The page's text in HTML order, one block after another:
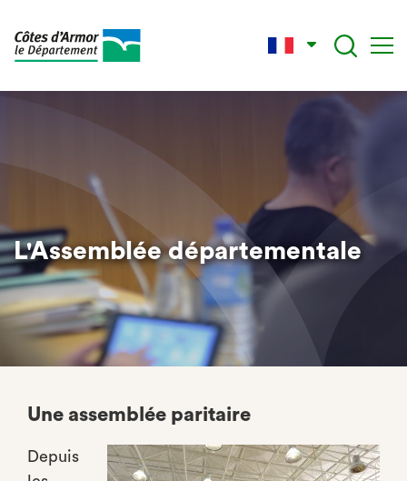
L'Assemblée départementale
Une assemblée paritaire
Depuis